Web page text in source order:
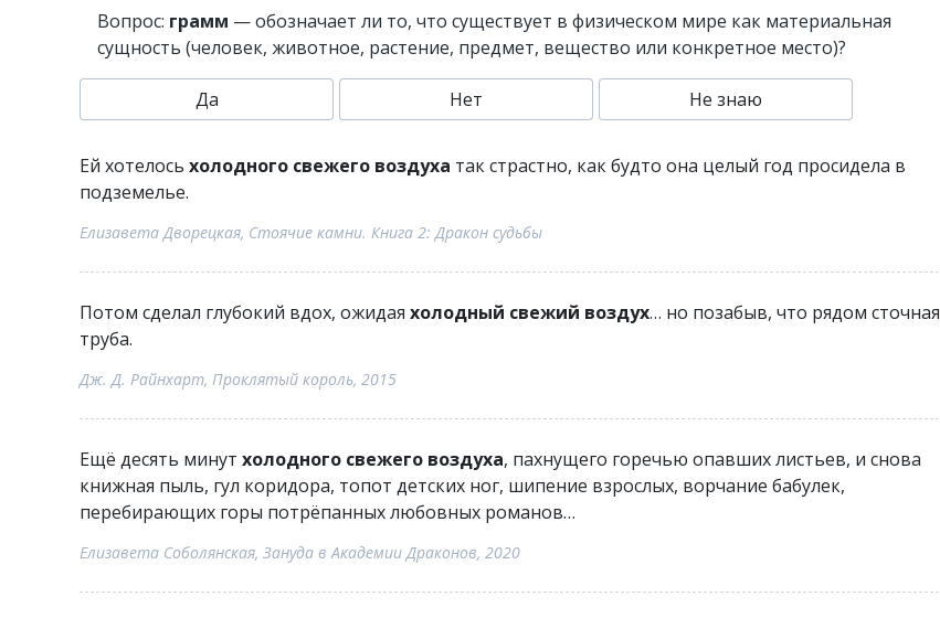
Вопрос: грамм — обозначает ли то, что существует в физическом мире как материальная
сущность (человек, животное, растение, предмет, вещество или конкретное место)?
Да Нет Не знаю
Ей хотелось холодного свежего воздуха так страстно, как будто она целый год просидела в
подземелье.
Елизавета Дворецкая, Стоячие камни. Книга 2: Дракон судьбы
Потом сделал глубокий вдох, ожидая холодный свежий воздух… но позабыв, что рядом сточная
труба.
Дж. Д. Райнхарт, Проклятый король, 2015
Ещё десять минут холодного свежего воздуха, пахнущего горечью опавших листьев, и снова
книжная пыль, гул коридора, топот детских ног, шипение взрослых, ворчание бабулек,
перебирающих горы потрёпанных любовных романов…
Елизавета Соболянская, Зануда в Академии Драконов, 2020